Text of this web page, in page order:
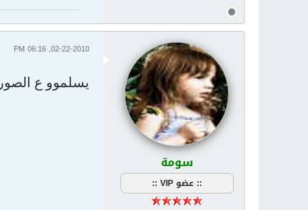
سومة
:: عضو VIP ::
02-22-2010, 06:16 PM
يسلموو ع